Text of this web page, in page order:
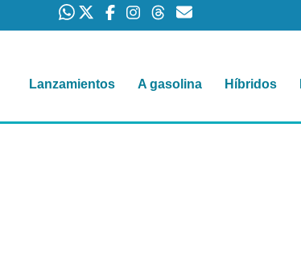
Lanzamientos A gasolina Híbridos